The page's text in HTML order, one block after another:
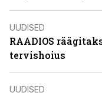
UUDISED
RAADIOS
tervishoius
UUDISED